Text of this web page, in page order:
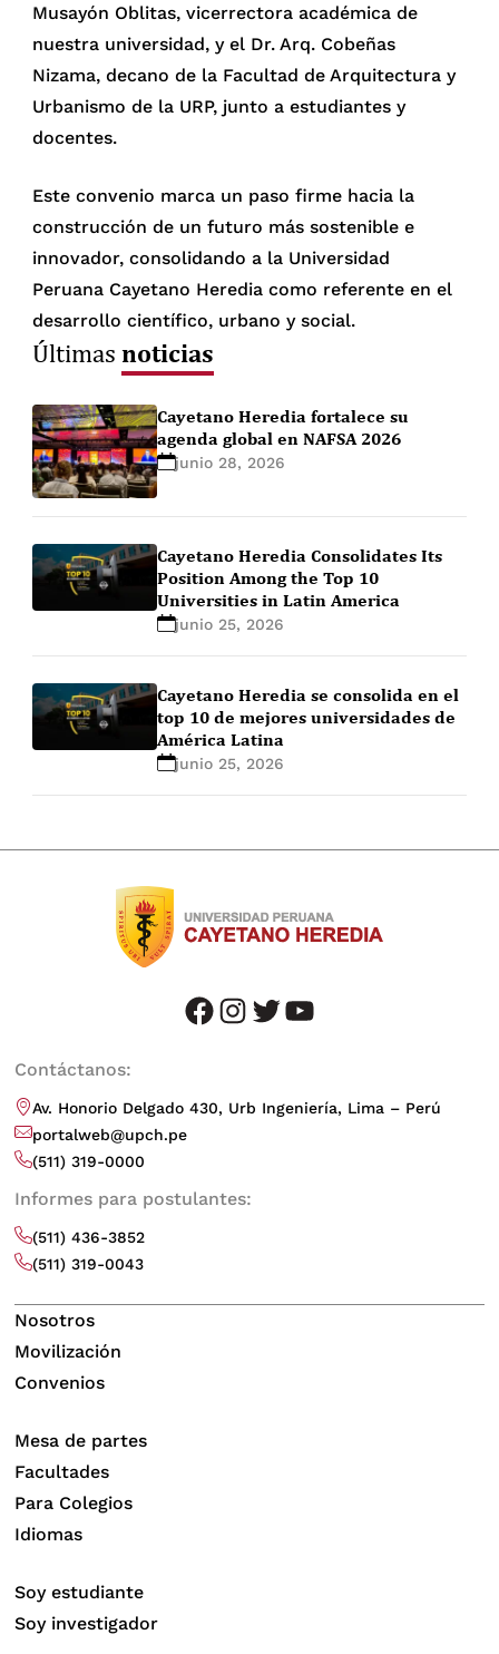
Musayón Oblitas, vicerrectora académica de
nuestra universidad, y el Dr. Arq. Cobeñas
Nizama, decano de la Facultad de Arquitectura y
Urbanismo de la URP, junto a estudiantes y
docentes.
Este convenio marca un paso firme hacia la
construcción de un futuro más sostenible e
innovador, consolidando a la Universidad
Peruana Cayetano Heredia como referente en el
desarrollo científico, urbano y social.
Últimasnoticias
Cayetano Heredia fortalece su
agenda global en NAFSA 2026
junio 28, 2026
Cayetano Heredia Consolidates Its
Position Among the Top 10
Universities in Latin America
junio 25, 2026
Cayetano Heredia se consolida en el
top 10 de mejores universidades de
América Latina
junio 25, 2026
facebook instagram twitter youtube
Contáctanos:
Av. Honorio Delgado 430, Urb Ingeniería, Lima – Perú
portalweb@upch.pe
(511) 319-0000
Informes para postulantes:
(511) 436-3852
(511) 319-0043
Nosotros
Movilización
Convenios
Mesa de partes
Facultades
Para Colegios
Idiomas
Soy estudiante
Soy investigador